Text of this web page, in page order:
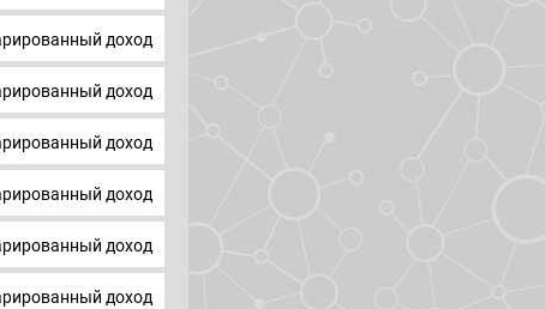
доход
доход
доход
доход
доход
доход